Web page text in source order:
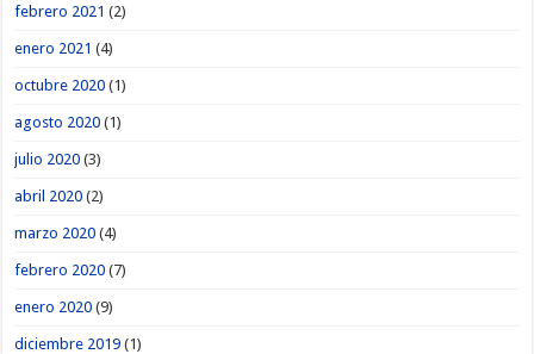
febrero 2021 (2)
enero 2021 (4)
octubre 2020 (1)
agosto 2020 (1)
julio 2020 (3)
abril 2020 (2)
marzo 2020 (4)
febrero 2020 (7)
enero 2020 (9)
diciembre 2019 (1)